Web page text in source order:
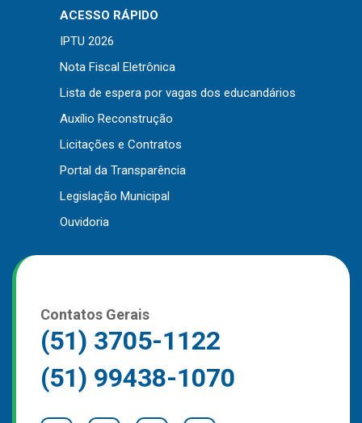
Downloads
Notícias
Contato
Página Inicial
ACESSO RÁPIDO
IPTU 2026
Nota Fiscal Eletrônica
Lista de espera por vagas dos educandários
Auxílio Reconstrução
Licitações e Contratos
Portal da Transparência
Legislação Municipal
Ouvidoria
Contatos Gerais
(51) 3705-1122
(51) 99438-1070